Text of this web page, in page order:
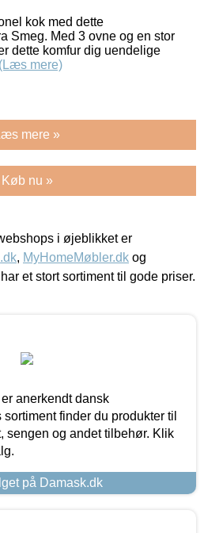
kok med dette
Smeg. Med 3 ovne og en stor
dette komfur dig uendelige
(Læs mere)
mere »
Køb nu »
i øjeblikket er
, MyHomeMøbler.dk og
et stort sortiment til gode priser.
anerkendt dansk
finder du produkter til
sengen og andet tilbehør. Klik
på Damask.dk